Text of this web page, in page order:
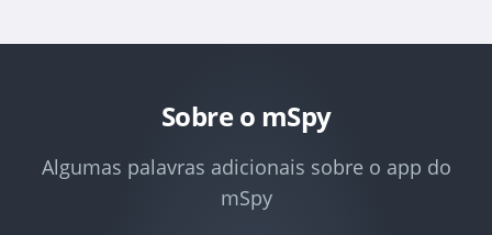
Sobre o mSpy
Algumas palavras adicionais sobre o app do
mSpy